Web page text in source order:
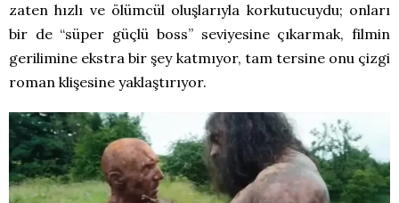
zaten hızlı ve ölümcül oluşlarıyla korkutucuydu; onları
bir de “süper güçlü boss” seviyesine çıkarmak, filmin
gerilimine ekstra bir şey katmıyor, tam tersine onu çizgi
roman klişesine yaklaştırıyor.